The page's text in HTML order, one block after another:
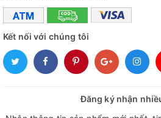
Kết nối với chúng tôi
Đăng ký nhận